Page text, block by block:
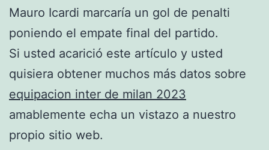
Mauro Icardi marcaría un gol de penalti
poniendo el empate final del partido.
Si usted acarició este artículo y usted
quisiera obtener muchos más datos sobre
equipacion inter de milan 2023
amablemente echa un vistazo a nuestro
propio sitio web.